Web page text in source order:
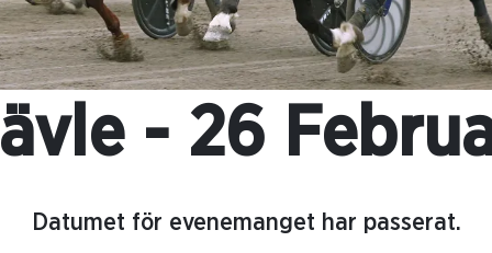
- 26
Datumet för evenemanget har passerat.